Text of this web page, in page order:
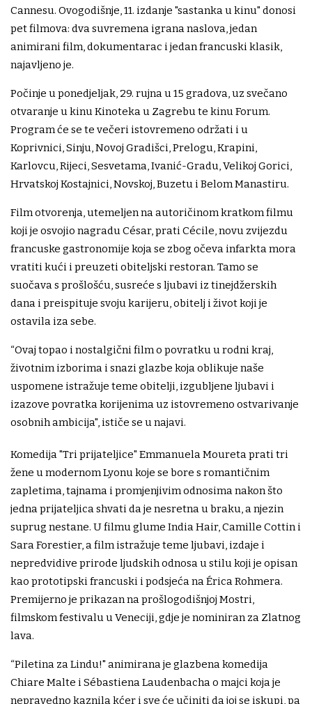
Cannesu. Ovogodišnje, 11. izdanje "sastanka u kinu" donosi
pet filmova: dva suvremena igrana naslova, jedan
animirani film, dokumentarac i jedan francuski klasik,
najavljeno je.
Počinje u ponedjeljak, 29. rujna u 15 gradova, uz svečano
otvaranje u kinu Kinoteka u Zagrebu te kinu Forum.
Program će se te večeri istovremeno održati i u
Koprivnici, Sinju, Novoj Gradišci, Prelogu, Krapini,
Karlovcu, Rijeci, Sesvetama, Ivanić-Gradu, Velikoj Gorici,
Hrvatskoj Kostajnici, Novskoj, Buzetu i Belom Manastiru.
Film otvorenja, utemeljen na autoričinom kratkom filmu
koji je osvojio nagradu César, prati Cécile, novu zvijezdu
francuske gastronomije koja se zbog očeva infarkta mora
vratiti kući i preuzeti obiteljski restoran. Tamo se
suočava s prošlošću, susreće s ljubavi iz tinejdžerskih
dana i preispituje svoju karijeru, obitelj i život koji je
ostavila iza sebe.
“Ovaj topao i nostalgični film o povratku u rodni kraj,
životnim izborima i snazi glazbe koja oblikuje naše
uspomene istražuje teme obitelji, izgubljene ljubavi i
izazove povratka korijenima uz istovremeno ostvarivanje
osobnih ambicija", ističe se u najavi.
Komedija "Tri prijateljice" Emmanuela Moureta prati tri
žene u modernom Lyonu koje se bore s romantičnim
zapletima, tajnama i promjenjivim odnosima nakon što
jedna prijateljica shvati da je nesretna u braku, a njezin
suprug nestane. U filmu glume India Hair, Camille Cottin i
Sara Forestier, a film istražuje teme ljubavi, izdaje i
nepredvidive prirode ljudskih odnosa u stilu koji je opisan
kao prototipski francuski i podsjeća na Érica Rohmera.
Premijerno je prikazan na prošlogodišnjoj Mostri,
filmskom festivalu u Veneciji, gdje je nominiran za Zlatnog
lava.
“Piletina za Lindu!" animirana je glazbena komedija
Chiare Malte i Sébastiena Laudenbacha o majci koja je
nepravedno kaznila kćer i sve će učiniti da joj se iskupi, pa